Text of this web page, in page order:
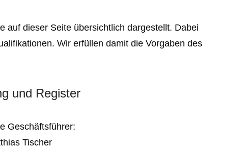
auf dieser Seite übersichtlich dargestellt. Dabei
Wir erfüllen damit die Vorgaben des
und Register
Geschäftsführer:
Tischer